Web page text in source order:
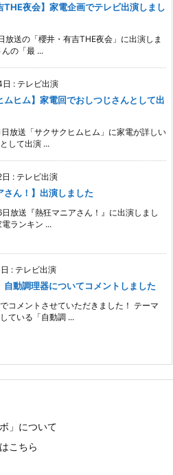
THE夜会】家電企画でテレビ出演しまし
放送の「櫻井・有吉THE夜会」に出演しま
の「最 ...
: テレビ出演
ムヒム】家電回でおしつじさんとして出
放送「サクサクヒムヒム」に家電が詳しい
して出演 ...
: テレビ出演
さん！】出演しました
放送『熱狂マニアさん！』に出演しまし
ランキン ...
: テレビ出演
自動調理器についてコメントしました
でコメントさせていただきました！ テーマ
ている「自動調 ...
」について
こちら